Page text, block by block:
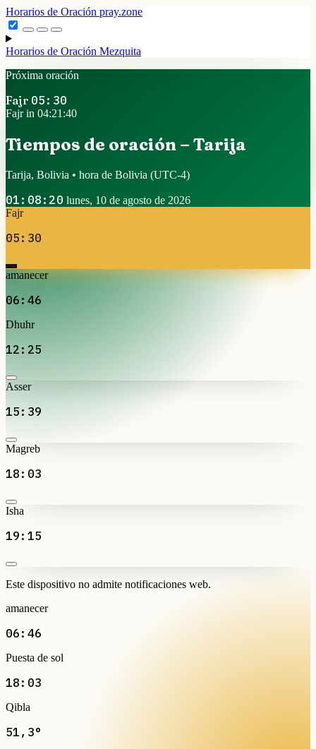
Horarios de Oración pray.zone
Horarios de Oración Mezquita
Próxima oración
Fajr 05:30
Fajr in 04:21:39
Tiempos de oración – Tarija
Tarija, Bolivia • hora de Bolivia (UTC-4)
01:08:21 lunes, 10 de agosto de 2026
Fajr
05:30
amanecer
06:46
Dhuhr
12:25
Asser
15:39
Magreb
18:03
Isha
19:15
Este dispositivo no admite notificaciones web.
amanecer
06:46
Puesta de sol
18:03
Qibla
51,3°